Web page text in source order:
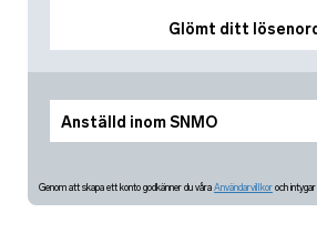
Anställd inom SNMO
Glömt ditt
Genom att skapa ett konto godkänner du våra Användarvillkor och